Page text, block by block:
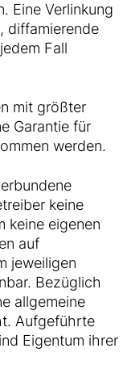
Eine Verlinkung
diffamierende
Fall
mit größter
Garantie für
werden.
keine
keine eigenen
auf
jeweiligen
Bezüglich
allgemeine
Aufgeführte
Eigentum ihrer